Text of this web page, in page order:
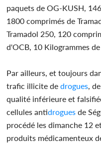
paquets de OG-KUSH,
1800 comprimés de
Tramadol 250, 120
d'OCB, 10 Kilogrammes
Par ailleurs, et toujours
trafic illicite dedrogues ,
qualité inférieure et
cellules antidrogues de
procédé les dimanche 12
produits médicamenteux